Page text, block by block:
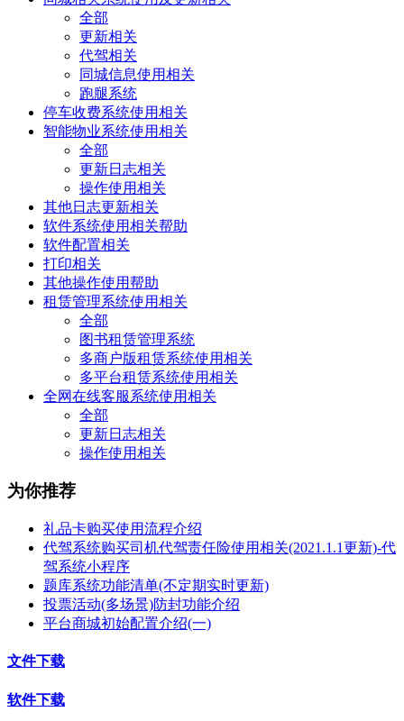
全部
更新相关
代驾相关
同城信息使用相关
跑腿系统
停车收费系统使用相关
智能物业系统使用相关
全部
更新日志相关
操作使用相关
其他日志更新相关
软件系统使用相关帮助
软件配置相关
打印相关
其他操作使用帮助
租赁管理系统使用相关
全部
图书租赁管理系统
多商户版租赁系统使用相关
多平台租赁系统使用相关
全网在线客服系统使用相关
全部
更新日志相关
操作使用相关
为你推荐
礼品卡购买使用流程介绍
代驾系统购买司机代驾责任险使用相关(2021.1.1更新)-代
驾系统小程序
题库系统功能清单(不定期实时更新)
投票活动(多场景)防封功能介绍
平台商城初始配置介绍(一)
文件下载
软件下载